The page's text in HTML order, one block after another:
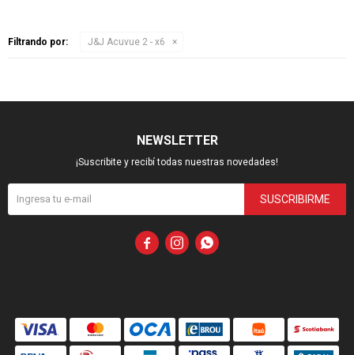
Filtrando por: J&J Acuvue 2 - x6
NEWSLETTER
¡Suscribite y recibí todas nuestras novedades!
SUSCRIBIRME
  